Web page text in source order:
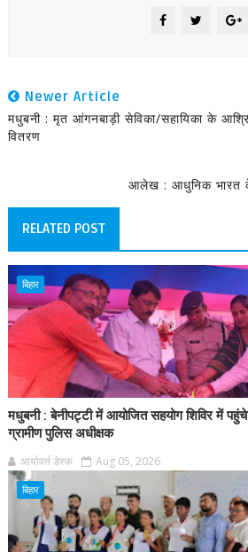
Newer Article
मधुबनी : मृत आंगनबाड़ी सेविका/सहायिका के
वितरण
आलेख : आधुनिक भारत के
RELATED POST
बिहार
मधुबनी : बेनीपट्टी में आयोजित सहयोग शिविर में
ग्रामीण पुलिस अधीक्षक
आर्यावर्त डेस्क Aug 05, 2026
बिहार